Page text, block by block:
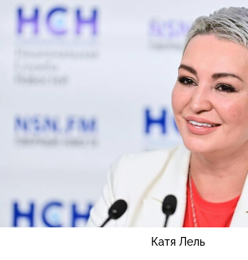
Катя Лель